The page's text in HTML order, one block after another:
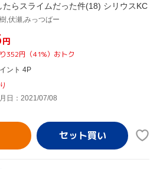
たらスライムだった件(18) シリウスKC
,伏瀬,みっつばー
円
352円（41%）おトク
ント 4P
日：2021/07/08